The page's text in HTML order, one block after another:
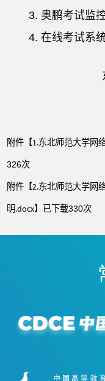
3. 奥鹏考试监
4. 在线考试系
附件【1.东北师范大学网
326次
附件【2.东北师范大学网
明.docx】已下载330次